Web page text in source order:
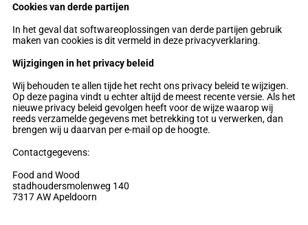
Cookies van derde partijen
In het geval dat softwareoplossingen van derde partijen gebruik
maken van cookies is dit vermeld in deze privacyverklaring.
Wijzigingen in het privacy beleid
Wij behouden te allen tijde het recht ons privacy beleid te wijzigen.
Op deze pagina vindt u echter altijd de meest recente versie. Als het
nieuwe privacy beleid gevolgen heeft voor de wijze waarop wij
reeds verzamelde gegevens met betrekking tot u verwerken, dan
brengen wij u daarvan per e-mail op de hoogte.
Contactgegevens:
Food and Wood
stadhoudersmolenweg 140
7317 AW Apeldoorn